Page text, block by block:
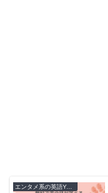
エンタメ系の英語Youtuber